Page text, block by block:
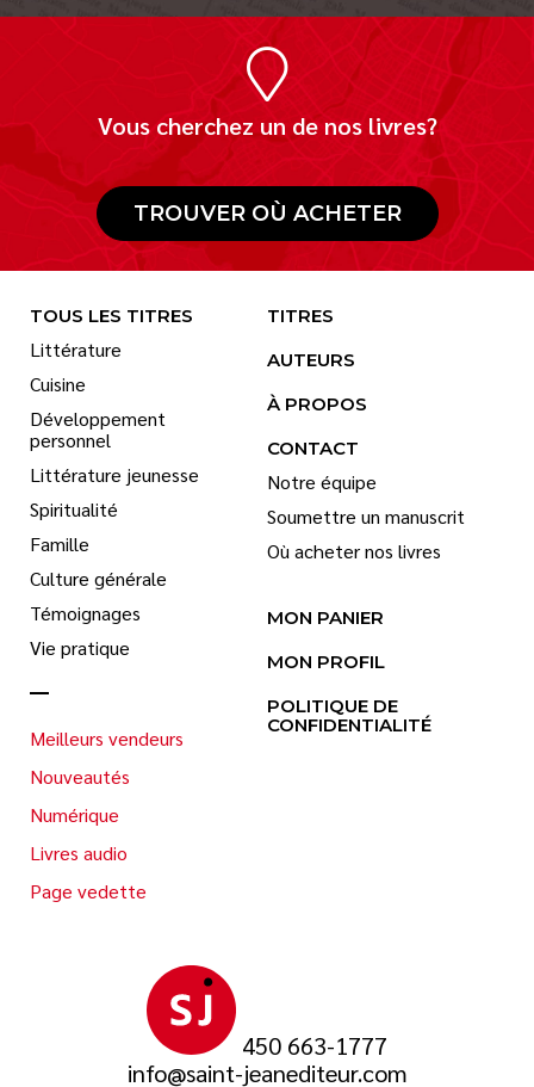
Vous cherchez un de nos livres?
TROUVER OÙ ACHETER
450 663-1777
info@saint-jeanediteur.com
TOUS LES TITRES
Littérature
Cuisine
Développement
personnel
Littérature jeunesse
Spiritualité
Famille
Culture générale
Témoignages
Vie pratique
Meilleurs vendeurs
Nouveautés
Numérique
Livres audio
Page vedette
TITRES
AUTEURS
À PROPOS
CONTACT
Notre équipe
Soumettre un manuscrit
Où acheter nos livres
MON PANIER
MON PROFIL
POLITIQUE DE
CONFIDENTIALITÉ